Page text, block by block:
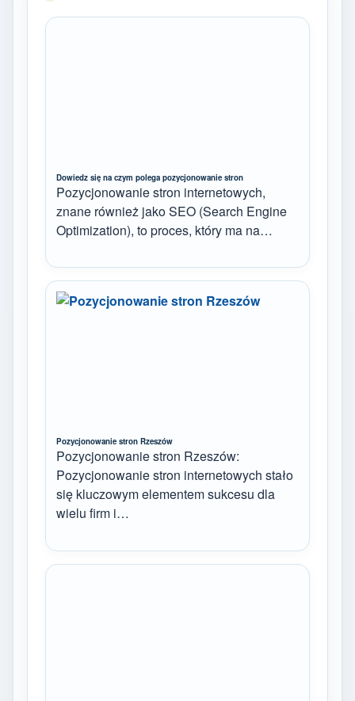
Dowiedz się na czym polega pozycjonowanie stron
Pozycjonowanie stron internetowych,
znane również jako SEO (Search Engine
Optimization), to proces, który ma na…
Pozycjonowanie stron Rzeszów
Pozycjonowanie stron Rzeszów:
Pozycjonowanie stron internetowych stało
się kluczowym elementem sukcesu dla
wielu firm i…